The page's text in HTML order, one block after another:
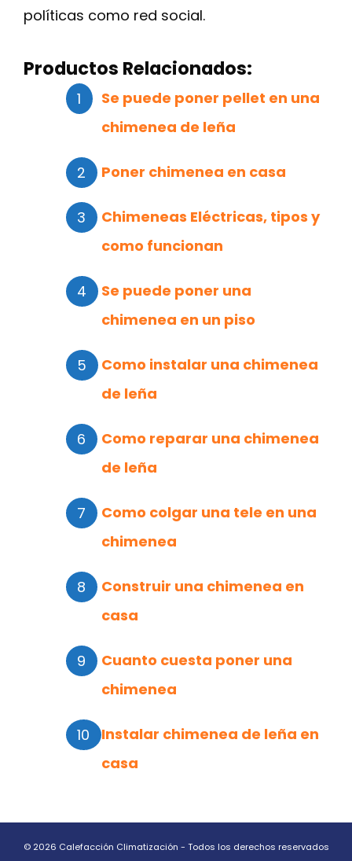
políticas como red social.
Productos Relacionados:
Se puede poner pellet en una
chimenea de leña
Poner chimenea en casa
Chimeneas Eléctricas, tipos y
como funcionan
Se puede poner una
chimenea en un piso
Como instalar una chimenea
de leña
Como reparar una chimenea
de leña
Como colgar una tele en una
chimenea
Construir una chimenea en
casa
Cuanto cuesta poner una
chimenea
Instalar chimenea de leña en
casa
© 2026 Calefacción Climatización - Todos los derechos reservados